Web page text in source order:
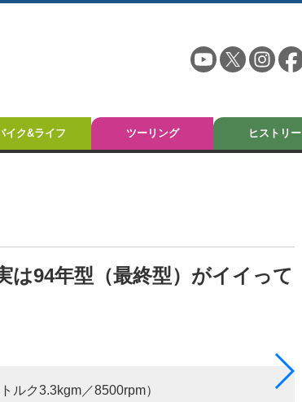
イク&ライフ ツーリング ヒストリー
は94年型（最終型）がイイって
ルク3.3kgm／8500rpm）